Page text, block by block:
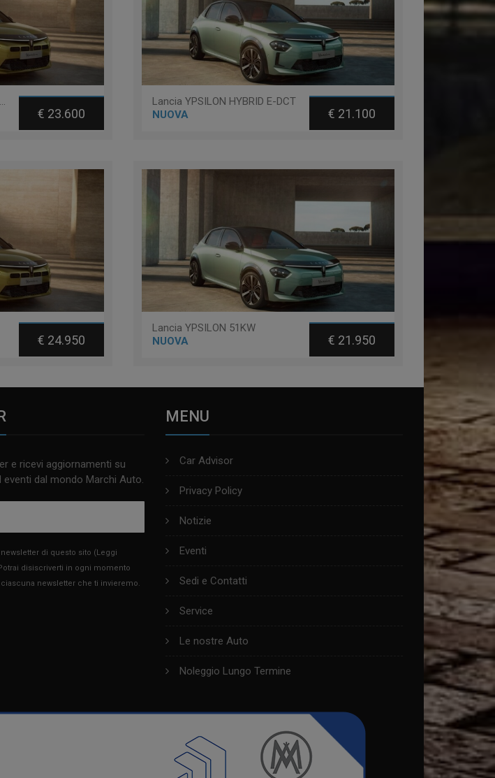
Lancia YPSILON HYBRID E-DCT LX
€ 23.600
Lancia YPSILON HYBRID E-DCT
NUOVA
€ 21.100
€ 24.950
Lancia YPSILON 51KW
NUOVA
€ 21.950
e ricevi aggiornamenti su
dal mondo Marchi Auto.
di questo sito (Leggi
disiscriverti in ogni momento
newsletter che ti invieremo.
MENU
Car Advisor
Privacy Policy
Notizie
Eventi
Sedi e Contatti
Service
Le nostre Auto
Noleggio Lungo Termine